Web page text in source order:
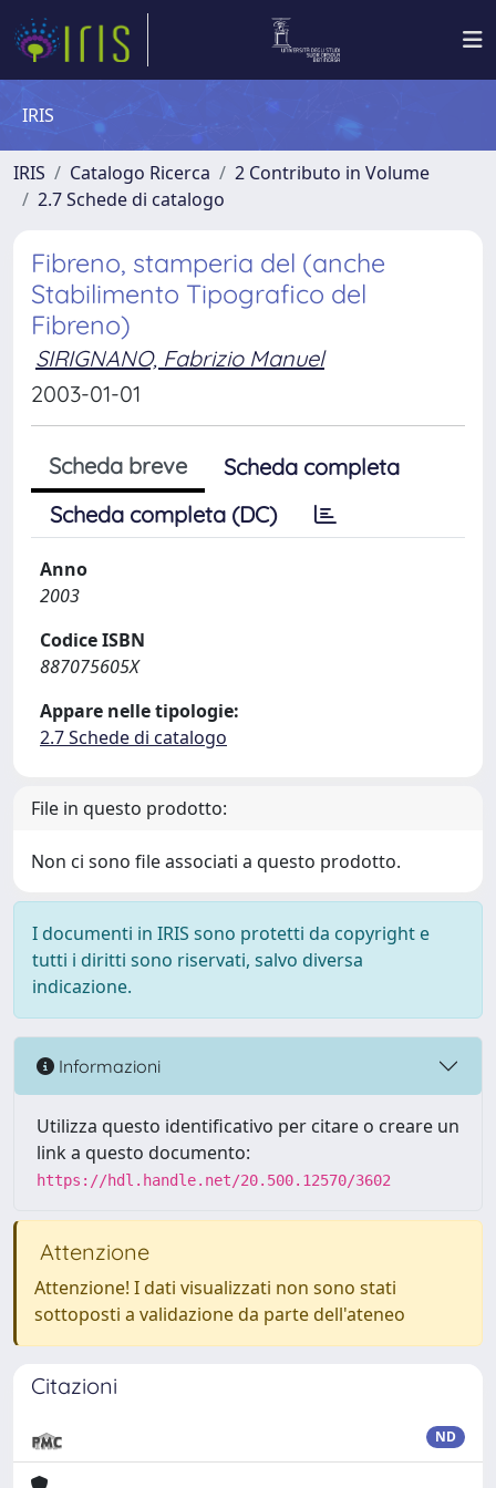
IRIS
IRIS Catalogo Ricerca
2 Contributo in Volume
2.7 Schede di catalogo
Fibreno, stamperia del (anche
Stabilimento Tipografico del
Fibreno)
SIRIGNANO, Fabrizio Manuel
2003-01-01
Scheda breve
Scheda completa
Scheda completa (DC)
Anno
2003
Codice ISBN
887075605X
Appare nelle tipologie:
2.7 Schede di catalogo
File in questo prodotto:
Non ci sono file associati a questo prodotto.
I documenti in IRIS sono protetti da copyright e
tutti i diritti sono riservati, salvo diversa
indicazione.
Informazioni
Utilizza questo identificativo per citare o creare un
link a questo documento:
https://hdl.handle.net/20.500.12570/3602
Attenzione
Attenzione! I dati visualizzati non sono stati
sottoposti a validazione da parte dell'ateneo
Citazioni
ND